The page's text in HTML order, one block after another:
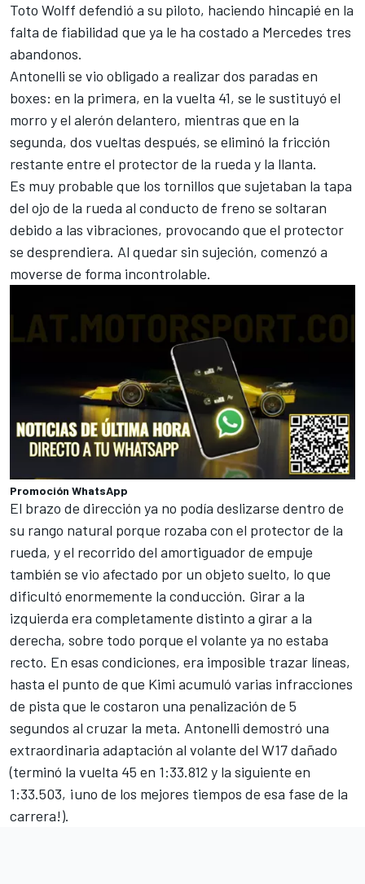
Toto Wolff defendió a su piloto, haciendo hincapié en la
falta de fiabilidad que ya le ha costado a Mercedes tres
abandonos.
Antonelli se vio obligado a realizar dos paradas en
boxes: en la primera, en la vuelta 41, se le sustituyó el
morro y el alerón delantero, mientras que en la
segunda, dos vueltas después, se eliminó la fricción
restante entre el protector de la rueda y la llanta.
Es muy probable que los tornillos que sujetaban la tapa
del ojo de la rueda al conducto de freno se soltaran
debido a las vibraciones, provocando que el protector
se desprendiera. Al quedar sin sujeción, comenzó a
moverse de forma incontrolable.
Promoción WhatsApp
El brazo de dirección ya no podía deslizarse dentro de
su rango natural porque rozaba con el protector de la
rueda, y el recorrido del amortiguador de empuje
también se vio afectado por un objeto suelto, lo que
dificultó enormemente la conducción. Girar a la
izquierda era completamente distinto a girar a la
derecha, sobre todo porque el volante ya no estaba
recto. En esas condiciones, era imposible trazar líneas,
hasta el punto de que Kimi acumuló varias infracciones
de pista que le costaron una penalización de 5
segundos al cruzar la meta. Antonelli demostró una
extraordinaria adaptación al volante del W17 dañado
(terminó la vuelta 45 en 1:33.812 y la siguiente en
1:33.503, ¡uno de los mejores tiempos de esa fase de la
carrera!).